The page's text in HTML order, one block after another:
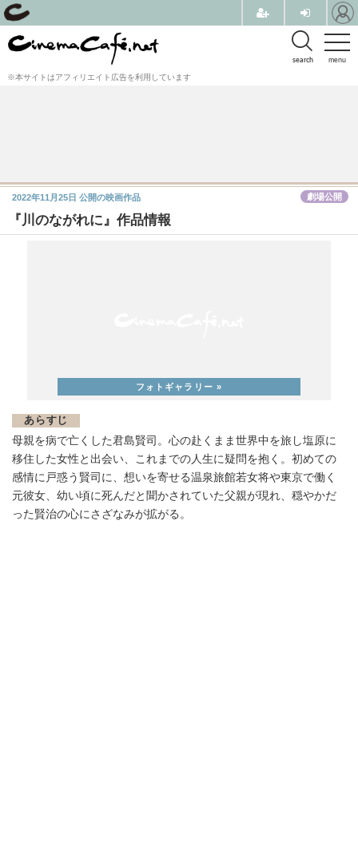
menu
search
※本サイトはアフィリエイト広告を利用しています
『川のながれに』作品情報
2022年11月25日 公開の映画作品 劇場公開
あらすじ
母親を病で亡くした君島賢司。心の赴くまま世界中を旅し塩原に
移住した女性と出会い、これまでの人生に疑問を抱く。初めての
感情に戸惑う賢司に、想いを寄せる温泉旅館若女将や東京で働く
元彼女、幼い頃に死んだと聞かされていた父親が現れ、穏やかだ
った賢治の心にさざなみが拡がる。